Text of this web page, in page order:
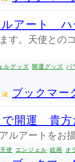
ルアート ハ
す。天使との
ルグッズ 開運グッズ パ
ブックマー
で開運 貴方
ルアートをお
天使 エンジェル 絵画 オ